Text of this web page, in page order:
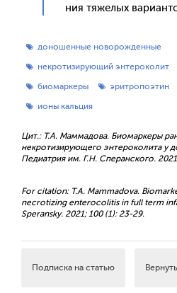
ния тя­желых
доношенные новорожденные
некротизирующий энтероколит
биомаркеры
эритропоэтин
ионы кальция
Цит.: Т.А. Маммадова. Биомаркеры
некротизирующего энтероколита у
Педиатрия им. Г.Н. Сперанского.
For citation: T.A. Mammadova.
necrotizing enterocolitis in full term
Speransky. 2021; 100 (1): 23-29.
Подписка на статью